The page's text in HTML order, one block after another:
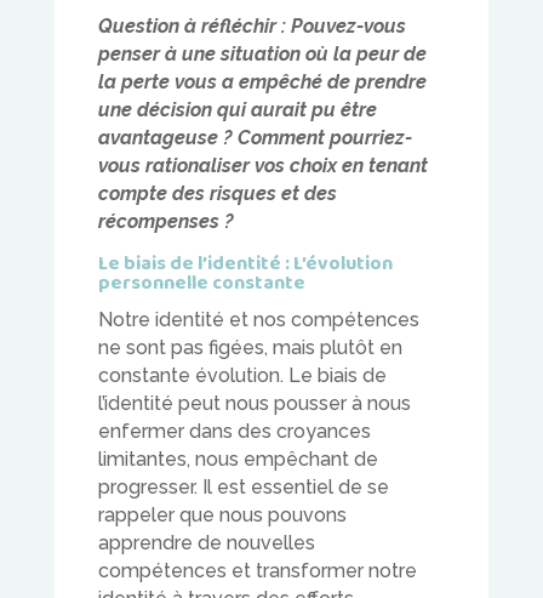
Question à réfléchir : Pouvez-vous
penser à une situation où la peur de
la perte vous a empêché de prendre
une décision qui aurait pu être
avantageuse ? Comment pourriez-
vous rationaliser vos choix en tenant
compte des risques et des
récompenses ?
Le biais de l’identité : L’évolution
personnelle constante
Notre identité et nos compétences
ne sont pas figées, mais plutôt en
constante évolution. Le biais de
l’identité peut nous pousser à nous
enfermer dans des croyances
limitantes, nous empêchant de
progresser. Il est essentiel de se
rappeler que nous pouvons
apprendre de nouvelles
compétences et transformer notre